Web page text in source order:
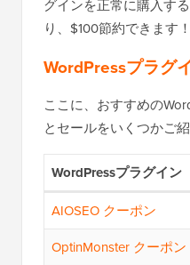
グインを正常に購入す
り、$100節約できます！
WordPressプラグ
ここに、おすすめの
とセールをいくつかご紹
WordPressプラグイン
AIOSEO クーポン
OptinMonster クーポン